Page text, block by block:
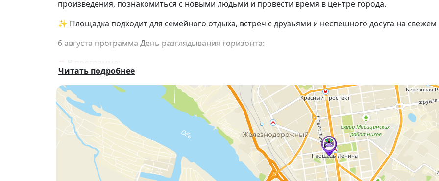
произведения, познакомиться с новыми людьми и провести время в центре города.
✨ Площадка подходит для семейного отдыха, встреч с друзьями и неспешного досуга на свежем
6 августа программа День разглядывания горизонта:
В программе:
13:00 Игра «Славянская угадайка» с Николаем Пушкарёвым
14:00 «Знатоки Сибири»: интеллектуальная игра с Антоном Лялякиным
15:00 Иммерсивный перформанс Ольги Стволовой «Девица & Gorillaz»
16:00 «Тест-драйв: стань на час хозяином спасенного хвостика»
🌞 «Библиотека на траве» превращает городской сквер в пространство вдохновения, отдыха и
📅 Даты проведения:
Читать подробнее